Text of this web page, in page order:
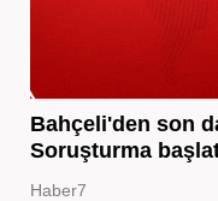
Bahçeli'den son
Soruşturma
Haber7